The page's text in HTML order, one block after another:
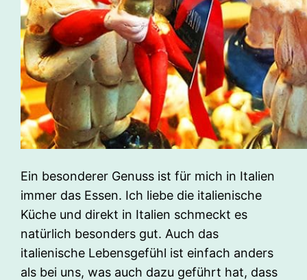
Ein besonderer Genuss ist für mich in Italien
immer das Essen. Ich liebe die italienische
Küche und direkt in Italien schmeckt es
natürlich besonders gut. Auch das
italienische Lebensgefühl ist einfach anders
als bei uns, was auch dazu geführt hat, dass